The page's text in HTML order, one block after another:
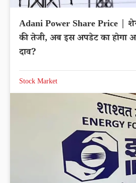
Adani Power Share Price |
की तेजी, अब इस अपडेट का होगा
दाव?
Stock Market